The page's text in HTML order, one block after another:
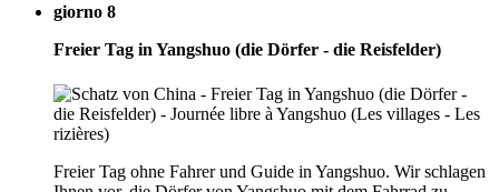
giorno 8
Freier Tag in Yangshuo (die Dörfer - die Reisfelder)
Freier Tag ohne Fahrer und Guide in Yangshuo. Wir schlagen